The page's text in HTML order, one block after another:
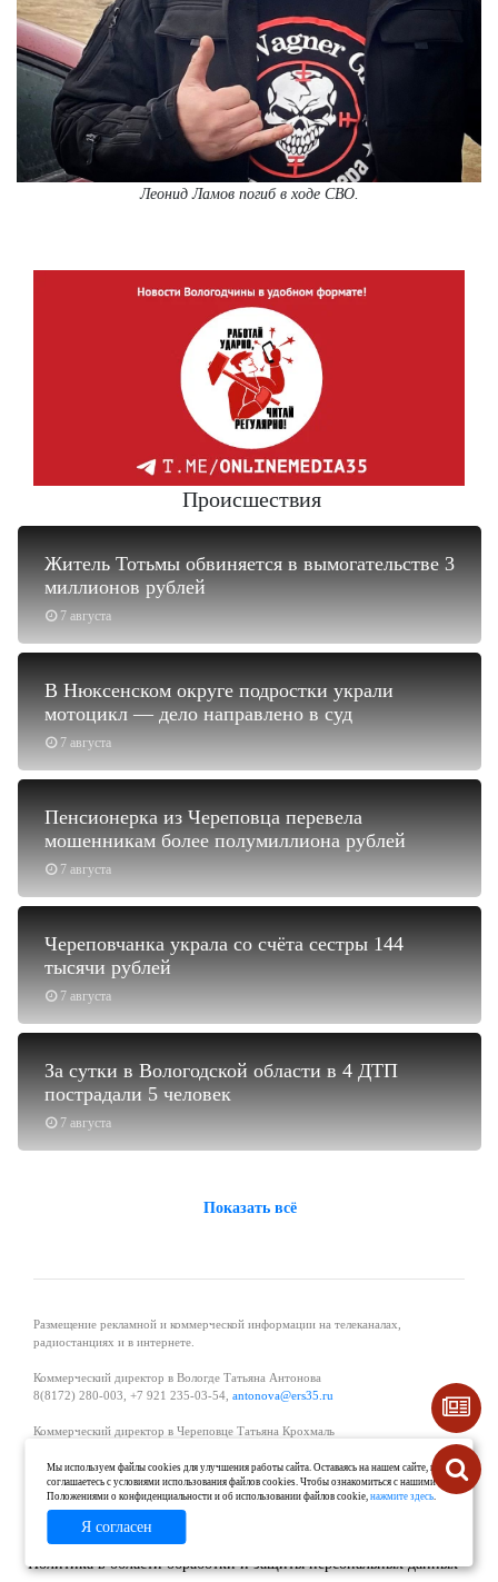
Леонид Ламов погиб в ходе СВО.
Происшествия
7 августа
Житель Тотьмы обвиняется в вымогательстве 3
миллионов рублей
7 августа
В Нюксенском округе подростки украли
мотоцикл — дело направлено в суд
7 августа
Пенсионерка из Череповца перевела
мошенникам более полумиллиона рублей
7 августа
Череповчанка украла со счёта сестры 144
тысячи рублей
7 августа
За сутки в Вологодской области в 4 ДТП
пострадали 5 человек
Показать всё
Размещение рекламной и коммерческой информации на телеканалах,
радиостанциях и в интернете.
Коммерческий директор в Вологде Татьяна Антонова
8(8172) 280-003, +7 921 235-03-54, antonova@ers35.ru
Коммерческий директор в Череповце Татьяна Крохмаль
Начальник отдела рекламы в Великом Устюге Екатерина Вьюжанина 8(81738)
2-04-44, +7 921 125-06-40,katrinv81@mail.ru
О проекте
Политика в области обработки и защиты персональных данных
Мы используем файлы cookies для улучшения работы сайта. Оставаясь на нашем сайте, вы
соглашаетесь с условиями использования файлов cookies. Чтобы ознакомиться с нашими
Положениями о конфиденциальности и об использовании файлов cookie,нажмите здесь.
Я согласен